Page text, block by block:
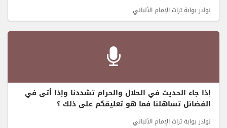
نوادر بوابة تراث الإمام الألباني
إذا جاء الحديث في الحلال والحرام تشددنا وإذا أتى في
الفضائل تساهلنا فما هو تعليقكم على ذلك ؟
نوادر بوابة تراث الإمام الألباني